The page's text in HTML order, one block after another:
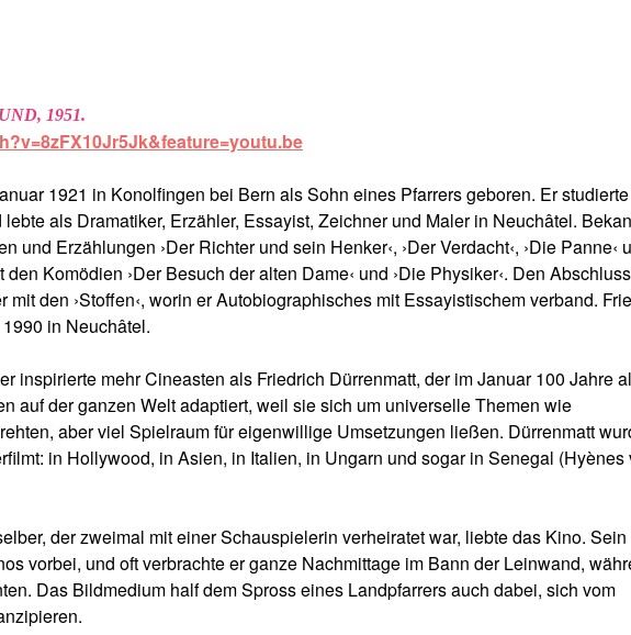
1951.
1921 in Konolfingen bei Bern als Sohn eines Pfarrers geboren. Er studierte
als Dramatiker, Erzähler, Essayist, Zeichner und Maler in Neuchâtel.
und Erzählungen ›Der Richter und sein Henker‹, ›Der Verdacht‹, ›Die Panne‹
den Komödien ›Der Besuch der alten Dame‹ und ›Die Physiker‹. Den Abschluss
den ›Stoffen‹, worin er Autobiographisches mit Essayistischem verband.
in Neuchâtel.
inspirierte mehr Cineasten als Friedrich Dürrenmatt, der im Januar 100 Jahre
auf der ganzen Welt adaptiert, weil sie sich um universelle Themen wie
aber viel Spielraum für eigenwillige Umsetzungen ließen. Dürrenmatt
in Hollywood, in Asien, in Italien, in Ungarn und sogar in Senegal (Hyènes
der zweimal mit einer Schauspielerin verheiratet war, liebte das Kino. Sein
vorbei, und oft verbrachte er ganze Nachmittage im Bann der Leinwand,
Das Bildmedium half dem Spross eines Landpfarrers auch dabei, sich vom